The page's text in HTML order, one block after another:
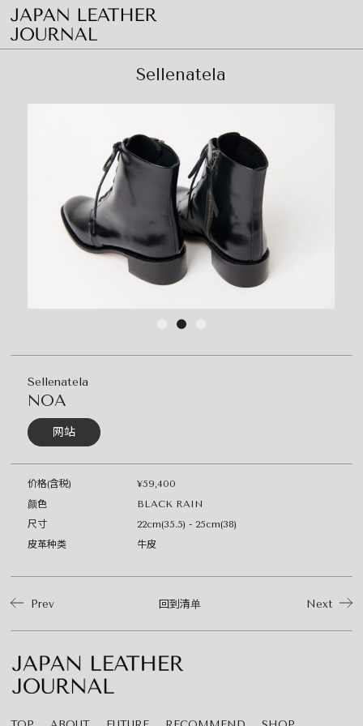
Sellenatela
Sellenatela
NOA
网站
价格(含税)
¥59,400
颜色
BLACK RAIN
尺寸
22cm(35.5) - 25cm(38)
皮革种类
牛皮
Prev 回到清单 Next